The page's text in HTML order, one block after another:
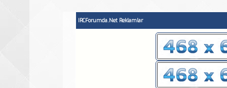
IRCForumda.Net Reklamlar